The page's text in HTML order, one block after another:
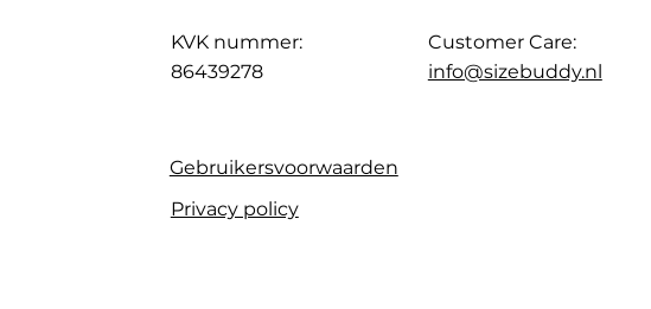
KVK nummer:
86439278
Customer Care:
info@sizebuddy.nl
Gebruikersvoorwaarden
Privacy policy